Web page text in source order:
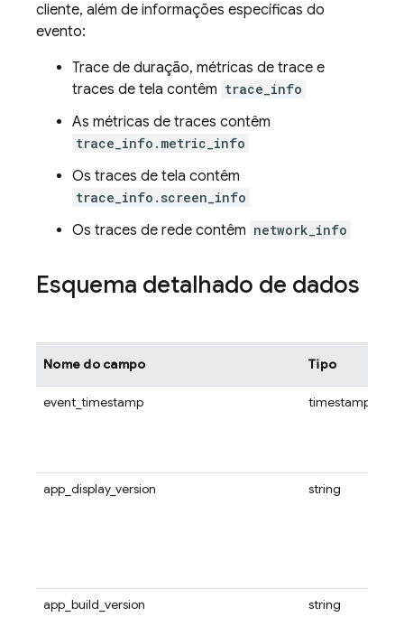
cliente, além de informações específicas do
evento:
Trace de duração, métricas de trace e
traces de tela contêm trace_info
As métricas de traces contêm
trace_info.metric_info
Os traces de tela contêm
trace_info.screen_info
Os traces de rede contêm network_info
Esquema detalhado de dados
Nome do campo Tipo
event_timestamp timestamp
app_display_version string
app_build_version string